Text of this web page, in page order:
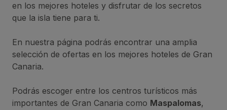
en los mejores hoteles y disfrutar de los secretos
que la isla tiene para ti.
En nuestra página podrás encontrar una amplia
selección de ofertas en los mejores hoteles de Gran
Canaria.
Podrás escoger entre los centros turísticos más
importantes de Gran Canaria como Maspalomas,